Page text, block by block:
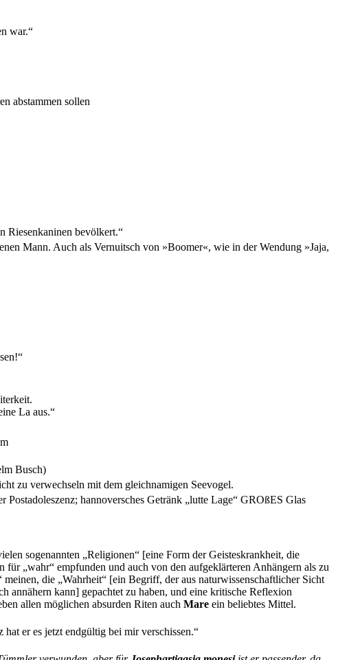
war.“
abstammen sollen
Riesenkaninen bevölkert.“
Mann. Auch als Vernuitsch von »Boomer«, wie in der Wendung »Jaja,
La aus.“
Busch)
zu verwechseln mit dem gleichnamigen Seevogel.
hannoversches Getränk „lutte Lage“ GROßES Glas
sogenannten „Religionen“ [eine Form der Geisteskrankheit, die
„wahr“ empfunden und auch von den aufgeklärteren Anhängern als zu
die „Wahrheit“ [ein Begriff, der aus naturwissenschaftlicher Sicht
annähern kann] gepachtet zu haben, und eine kritische Reflexion
allen möglichen absurden Riten auch Mare ein beliebtes Mittel.
er es jetzt endgültig bei mir verschissen.“